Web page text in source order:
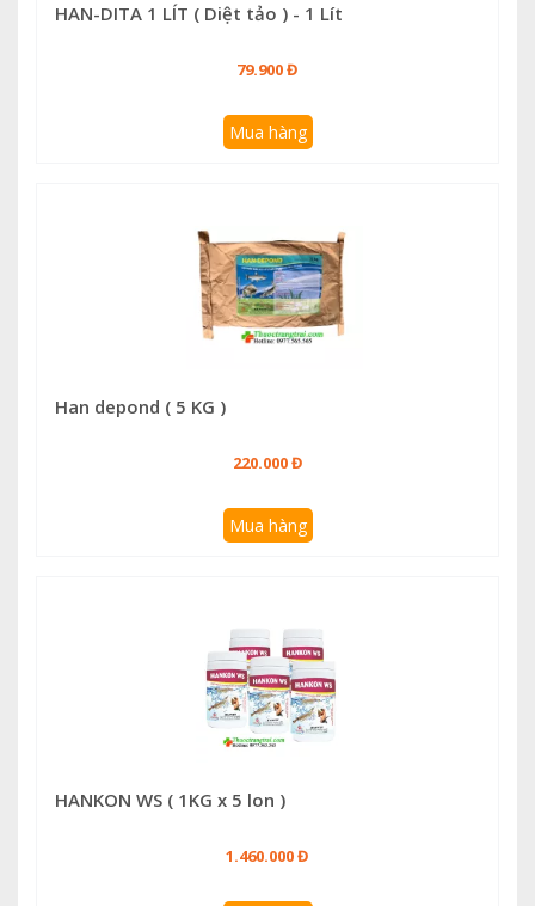
HAN-DITA 1 LÍT ( Diệt tảo ) - 1 Lít
79.900 Đ
Mua hàng
Han depond ( 5 KG )
220.000 Đ
Mua hàng
HANKON WS ( 1KG x 5 lon )
1.460.000 Đ